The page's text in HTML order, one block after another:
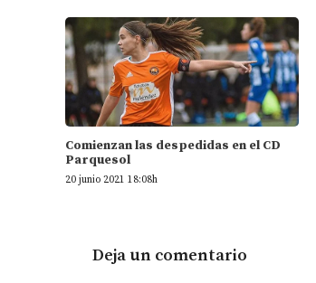
Comienzan las despedidas en el CD
Parquesol
20 junio 2021 18:08h
Deja un comentario